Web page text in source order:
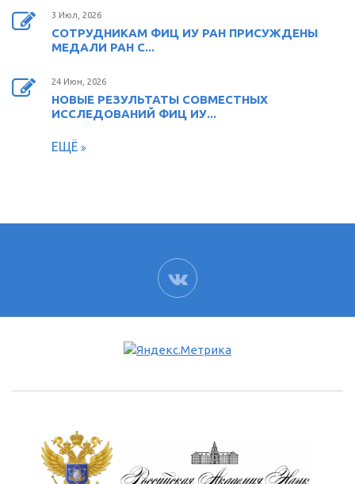
3 Июл, 2026
СОТРУДНИКАМ ФИЦ ИУ РАН ПРИСУЖДЕНЫ
МЕДАЛИ РАН С...
24 Июн, 2026
НОВЫЕ РЕЗУЛЬТАТЫ СОВМЕСТНЫХ
ИССЛЕДОВАНИЙ ФИЦ ИУ...
ЕЩЁ
ВК